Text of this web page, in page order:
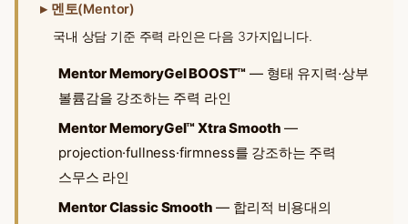
▸ 멘토(Mentor)
국내 상담 기준 주력 라인은 다음 3가지입니다.
Mentor MemoryGel BOOST™ — 형태 유지력·상부
볼륨감을 강조하는 주력 라인
Mentor MemoryGel™ Xtra Smooth —
projection·fullness·firmness를 강조하는 주력
스무스 라인
Mentor Classic Smooth — 합리적 비용대의